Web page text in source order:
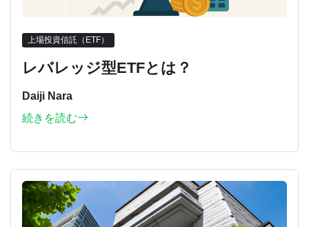
上場投資信託（ETF）
レバレッジ型ETFとは？
Daiji Nara
続きを読む